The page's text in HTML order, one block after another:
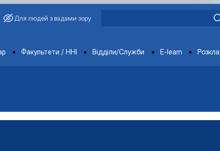
Для людей з вадами зору
Факультети / ННІ Відділи/Служби E-learn